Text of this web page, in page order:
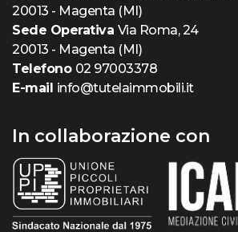
In collaborazione con
20013 - Magenta (MI)
Sede Operativa Via Roma, 24
20013 - Magenta (MI)
Telefono 02 97003378
E-mail info@tutelaimmobili.it